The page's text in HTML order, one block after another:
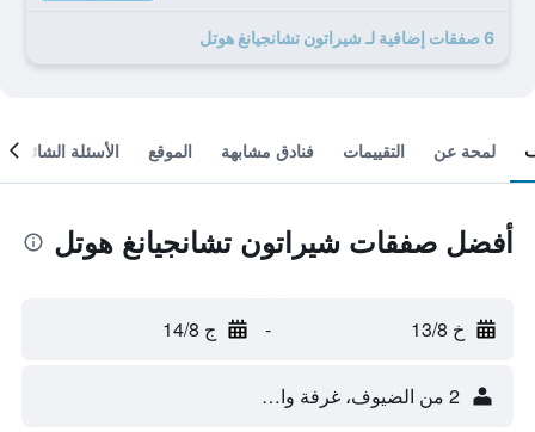
6 صفقات إضافية لـ شيراتون تشانجيانغ هوتل
لمحة عن التقييمات فنادق مشابهة الموقع الأسئلة الشائعة
أفضل صفقات شيراتون تشانجيانغ هوتل
خ 13/8 - ج 14/8
2 من الضيوف، غرفة واحدة